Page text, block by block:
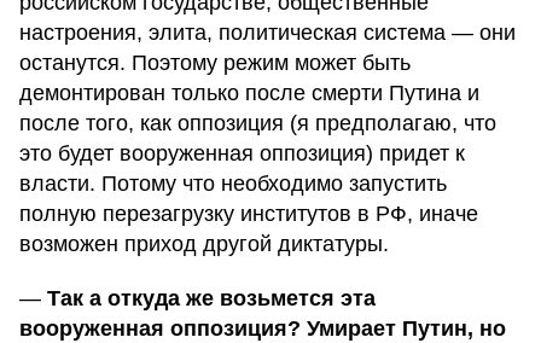
настроения, элита, политическая система — они
останутся. Поэтому режим может быть
демонтирован только после смерти Путина и
после того, как оппозиция (я предполагаю, что
это будет вооруженная оппозиция) придет к
власти. Потому что необходимо запустить
полную перезагрузку институтов в РФ, иначе
возможен приход другой диктатуры.
— Так а откуда же возьмется эта
вооруженная оппозиция? Умирает Путин, но